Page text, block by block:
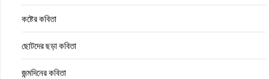
কষ্টের কবিতা
ছোটদের ছড়া কবিতা
জন্মদিনের কবিতা